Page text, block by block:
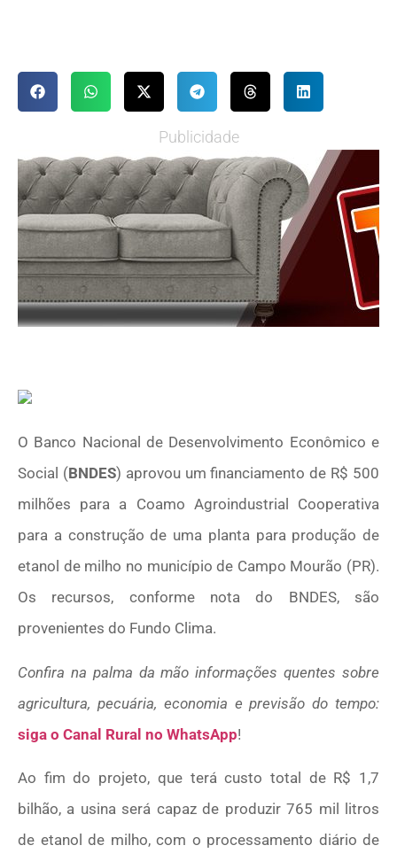
Publicidade
O Banco Nacional de Desenvolvimento Econômico e
Social (BNDES) aprovou um financiamento de R$ 500
milhões para a Coamo Agroindustrial Cooperativa
para a construção de uma planta para produção de
etanol de milho no município de Campo Mourão (PR).
Os recursos, conforme nota do BNDES, são
provenientes do Fundo Clima.
Confira na palma da mão informações quentes sobre
agricultura, pecuária, economia e previsão do tempo:
siga o Canal Rural no WhatsApp!
Ao fim do projeto, que terá custo total de R$ 1,7
bilhão, a usina será capaz de produzir 765 mil litros
de etanol de milho, com o processamento diário de